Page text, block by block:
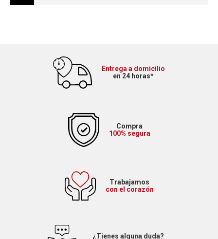
Entrega a domicilio
en 24 horas*
Compra
100% segura
Trabajamos
con el corazón
¿Tienes alguna duda?